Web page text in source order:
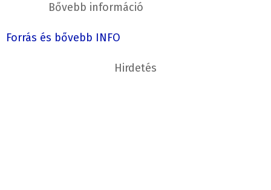
Bővebb információ
Forrás és bővebb INFO
Hirdetés